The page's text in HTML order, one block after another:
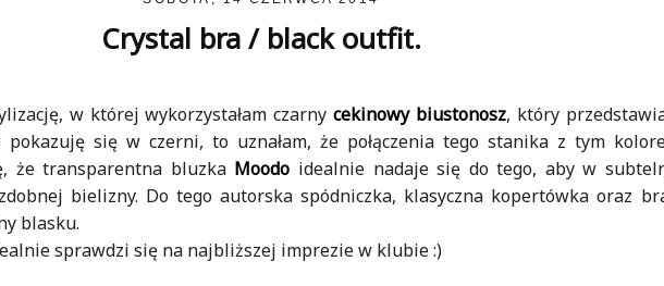
Crystal bra / black outfit.
w której wykorzystałam czarnycekinowy biustonosz, który
się w czerni, to uznałam, że połączenia tego stanika z tym
że transparentna bluzka Moodo idealnie nadaje się do tego, aby w
bielizny. Do tego autorska spódniczka, klasyczna kopertówka oraz
blasku.
sprawdzi się na najbliższej imprezie w klubie :)